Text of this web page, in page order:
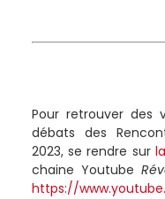
Pour retrouver des
débats des
2023, se rendre sur
chaine Youtube
https://